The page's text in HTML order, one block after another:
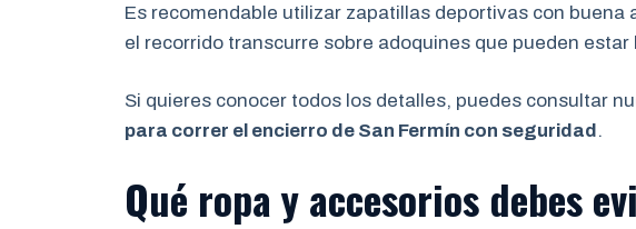
Es recomendable utilizar zapatillas deportivas con buena
el recorrido transcurre sobre adoquines que pueden
Si quieres conocer todos los detalles, puedes consultar
para correr el encierro de San Fermín con seguridad.
Qué ropa y accesorios debes